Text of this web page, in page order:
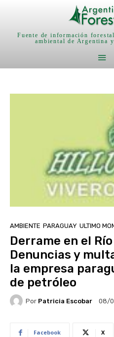
Fuente de información
ambiental de Argentina
AMBIENTE PARAGUAY ULTIMO
Derrame en el Río
Denuncias y
la empresa
de petróleo
Por Patricia Escobar 08/
Facebook X